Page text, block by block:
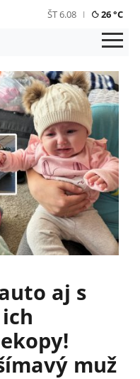
ŠT 6.08 26 °C
aj s
muž